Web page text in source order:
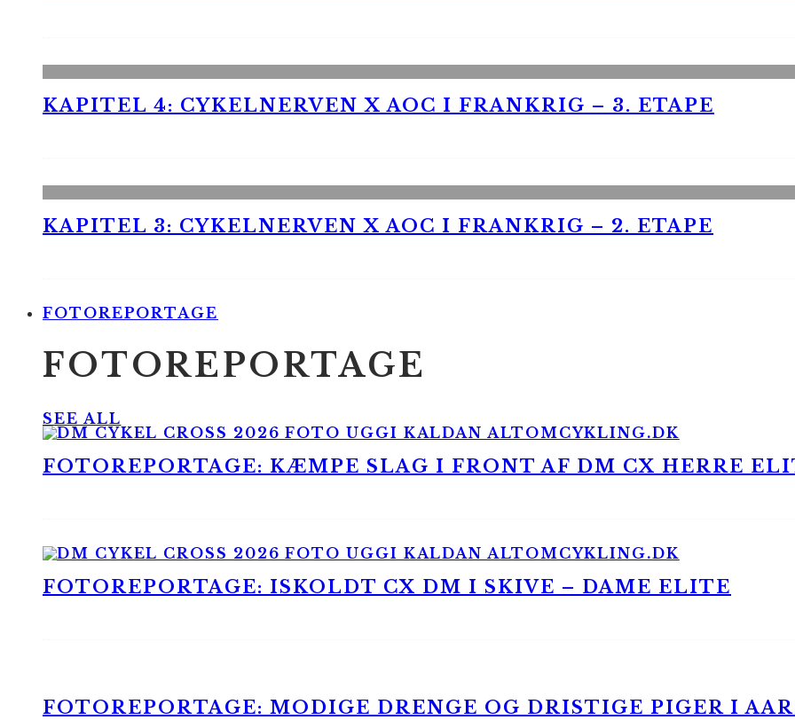
KAPITEL 4: CYKELNERVEN X AOC I FRANKRIG – 3. ETAPE
KAPITEL 3: CYKELNERVEN X AOC I FRANKRIG – 2. ETAPE
FOTOREPORTAGE
FOTOREPORTAGE
SEE ALL
FOTOREPORTAGE: KÆMPE SLAG I FRONT AF DM CX HERRE
FOTOREPORTAGE: ISKOLDT CX DM I SKIVE – DAME ELITE
FOTOREPORTAGE: MODIGE DRENGE OG DRISTIGE PIGER I